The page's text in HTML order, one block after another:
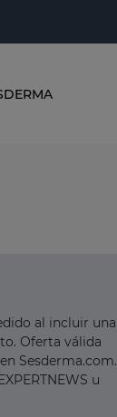
al incluir una
Oferta válida
Sesderma.com.
u